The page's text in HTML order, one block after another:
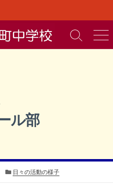
検
索
メ
ニ
ル部
カ
日々の活動の様子